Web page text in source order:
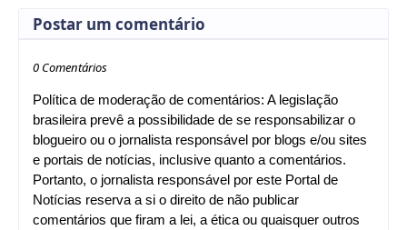
Postar um comentário
0 Comentários
Política de moderação de comentários: A legislação
brasileira prevê a possibilidade de se responsabilizar o
blogueiro ou o jornalista responsável por blogs e/ou sites
e portais de notícias, inclusive quanto a comentários.
Portanto, o jornalista responsável por este Portal de
Notícias reserva a si o direito de não publicar
comentários que firam a lei, a ética ou quaisquer outros